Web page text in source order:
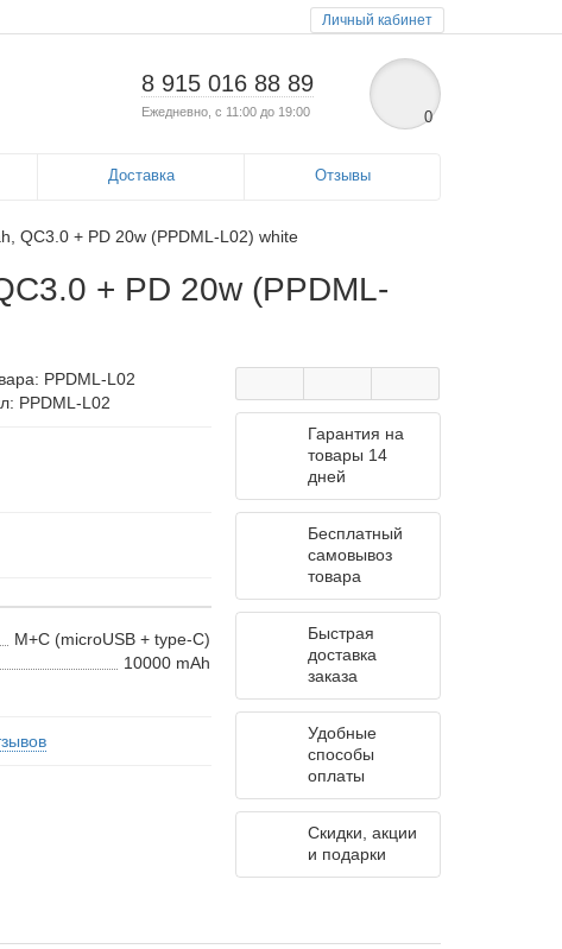
Личный кабинет
8 915 016 88 89
Ежедневно, с 11:00 до 19:00 0
Доставка Отзывы
QC3.0 + PD 20w (PPDML-L02) white
+ PD 20w (PPDML-
PPDML-L02
PPDML-L02
M+C (microUSB + type-C)
10000 mAh
Гарантия на
товары 14
дней
Бесплатный
самовывоз
товара
Быстрая
доставка
заказа
Удобные
способы
оплаты
Скидки, акции
и подарки